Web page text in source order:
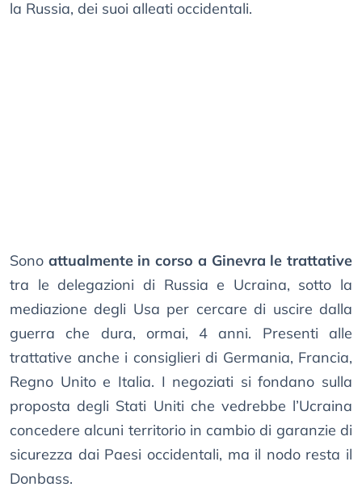
la Russia, dei suoi alleati occidentali.
Sono attualmente in corso a Ginevra le trattative
tra le delegazioni di Russia e Ucraina, sotto la
mediazione degli Usa per cercare di uscire dalla
guerra che dura, ormai, 4 anni. Presenti alle
trattative anche i consiglieri di Germania, Francia,
Regno Unito e Italia. I negoziati si fondano sulla
proposta degli Stati Uniti che vedrebbe l’Ucraina
concedere alcuni territorio in cambio di garanzie di
sicurezza dai Paesi occidentali, ma il nodo resta il
Donbass.